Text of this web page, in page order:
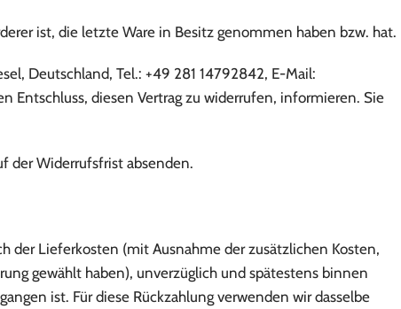
ist, die letzte Ware in Besitz genommen haben bzw. hat.
Deutschland, Tel.: +49 281 14792842, E-Mail:
Entschluss, diesen Vertrag zu widerrufen, informieren. Sie
der Widerrufsfrist absenden.
der Lieferkosten (mit Ausnahme der zusätzlichen Kosten,
gewählt haben), unverzüglich und spätestens binnen
ist. Für diese Rückzahlung verwenden wir dasselbe